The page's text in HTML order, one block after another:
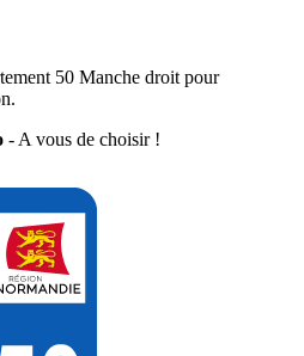
50 Manche droit pour
- A vous de choisir !